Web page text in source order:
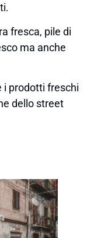
fresca, pile di
ma anche
i prodotti freschi
dello street